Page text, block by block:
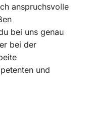
anspruchsvolle
bei uns genau
bei der
und